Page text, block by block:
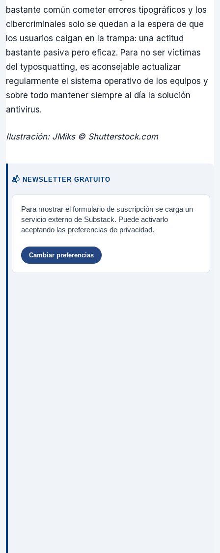
bastante común cometer errores tipográficos y los
cibercriminales solo se quedan a la espera de que
los usuarios caigan en la trampa: una actitud
bastante pasiva pero eficaz. Para no ser víctimas
del typosquatting, es aconsejable actualizar
regularmente el sistema operativo de los equipos y
sobre todo mantener siempre al día la solución
antivirus.
Ilustración: JMiks © Shutterstock.com
📬 NEWSLETTER GRATUITO
Para mostrar el formulario de suscripción se carga un
servicio externo de Substack. Puede activarlo
aceptando las preferencias de privacidad.
Cambiar preferencias